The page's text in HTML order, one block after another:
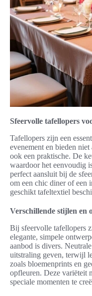
Sfeervolle tafellopers
Tafellopers zijn een
evenement en bieden
ook een praktische. De
waardoor het eenvoudig
perfect aansluit bij de
om een chic diner of een
geschikt tafeltextiel
Verschillende stijlen en
Bij sfeervolle tafellopers
elegante, simpele
aanbod is divers.
uitstraling geven, terwijl
zoals bloemenprints en
opfleuren. Deze variëteit
speciale momenten te